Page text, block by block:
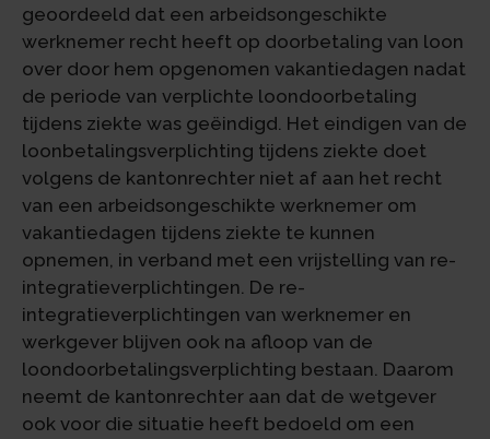
geoordeeld dat een arbeidsongeschikte
werknemer recht heeft op doorbetaling van loon
over door hem opgenomen vakantiedagen nadat
de periode van verplichte loondoorbetaling
tijdens ziekte was geëindigd. Het eindigen van de
loonbetalingsverplichting tijdens ziekte doet
volgens de kantonrechter niet af aan het recht
van een arbeidsongeschikte werknemer om
vakantiedagen tijdens ziekte te kunnen
opnemen, in verband met een vrijstelling van re-
integratieverplichtingen. De re-
integratieverplichtingen van werknemer en
werkgever blijven ook na afloop van de
loondoorbetalingsverplichting bestaan. Daarom
neemt de kantonrechter aan dat de wetgever
ook voor die situatie heeft bedoeld om een